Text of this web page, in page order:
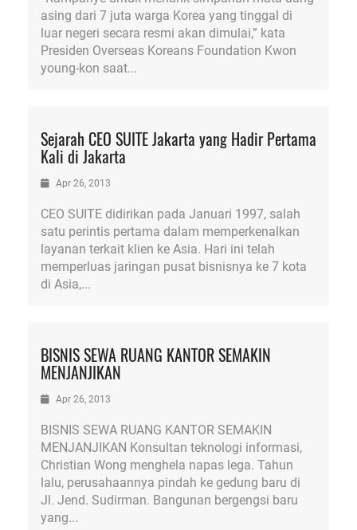
asing dari 7 juta warga Korea yang tinggal di
luar negeri secara resmi akan dimulai,” kata
Presiden Overseas Koreans Foundation Kwon
young-kon saat...
Sejarah CEO SUITE Jakarta yang Hadir Pertama
Kali di Jakarta
Apr 26, 2013
CEO SUITE didirikan pada Januari 1997, salah
satu perintis pertama dalam memperkenalkan
layanan terkait klien ke Asia. Hari ini telah
memperluas jaringan pusat bisnisnya ke 7 kota
di Asia,...
BISNIS SEWA RUANG KANTOR SEMAKIN
MENJANJIKAN
Apr 26, 2013
BISNIS SEWA RUANG KANTOR SEMAKIN
MENJANJIKAN Konsultan teknologi informasi,
Christian Wong menghela napas lega. Tahun
lalu, perusahaannya pindah ke gedung baru di
Jl. Jend. Sudirman. Bangunan bergengsi baru
yang...